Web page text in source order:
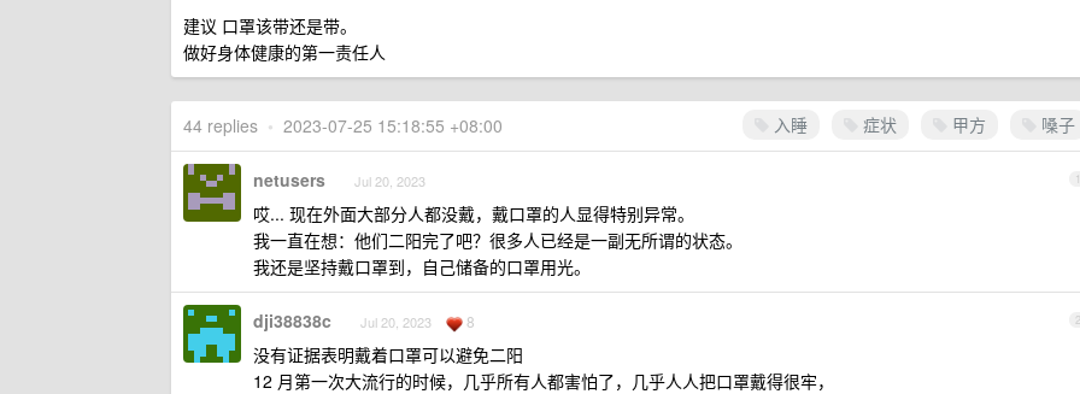
建议 口罩该带还是带。
做好身体健康的第一责任人
入睡 症状 甲方 嗓子
44 replies • 2023-07-25 15:18:55 +08:00
1
netusers Jul 20, 2023
哎... 现在外面大部分人都没戴，戴口罩的人显得特别异常。
我一直在想：他们二阳完了吧？很多人已经是一副无所谓的状态。
我还是坚持戴口罩到，自己储备的口罩用光。
2
dji38838c Jul 20, 2023 8
没有证据表明戴着口罩可以避免二阳
12 月第一次大流行的时候，几乎所有人都害怕了，几乎人人把口罩戴得很牢，